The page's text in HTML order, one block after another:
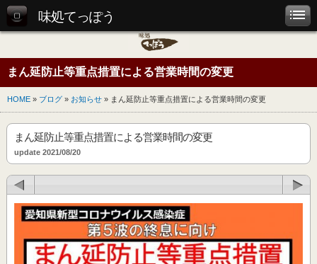
味処てっぽう
まん延防止等重点措置による営業時間の変更
HOME » ブログ » お知らせ » まん延防止等重点措置による営業時間の変更
まん延防止等重点措置による営業時間の変更
update 2021/08/20